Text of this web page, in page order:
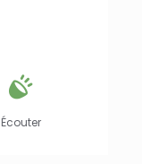
Écouter